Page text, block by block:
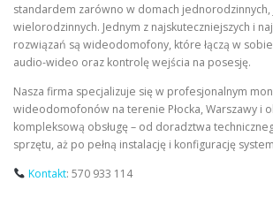
standardem zarówno w domach jednorodzinnych,
wielorodzinnych. Jednym z najskuteczniejszych i
rozwiązań są wideodomofony, które łączą w
audio-wideo oraz kontrolę wejścia na posesję.
Nasza firma specjalizuje się w profesjonalnym
wideodomofonów na terenie Płocka, Warszawy i
kompleksową obsługę – od doradztwa
sprzętu, aż po pełną instalację i konfigurację
Kontakt: 570 933 114